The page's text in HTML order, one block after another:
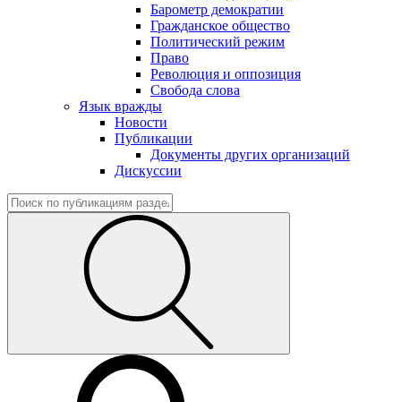
Барометр демократии
Гражданское общество
Политический режим
Право
Революция и оппозиция
Свобода слова
Язык вражды
Новости
Публикации
Документы других организаций
Дискуссии